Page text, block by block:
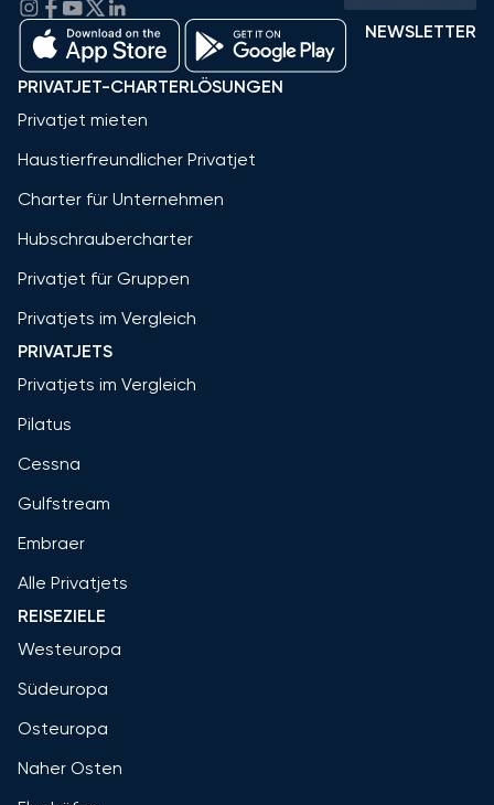
NEWSLETTER
PRIVATJET-CHARTERLÖSUNGEN
Privatjet mieten
Haustierfreundlicher Privatjet
Charter für Unternehmen
Hubschraubercharter
Privatjet für Gruppen
Privatjets im Vergleich
PRIVATJETS
Privatjets im Vergleich
Pilatus
Cessna
Gulfstream
Embraer
Alle Privatjets
REISEZIELE
Westeuropa
Südeuropa
Osteuropa
Naher Osten